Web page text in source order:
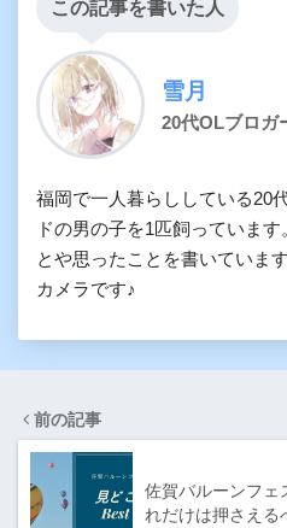
この記事を書いた人
雪月
20代OLブロガ
福岡で一人暮らししている20
ドの男の子を1匹飼っていま
とや思ったことを書いていま
カメラです♪
前の記事
佐賀バルーンフェ
れだけは押さえ